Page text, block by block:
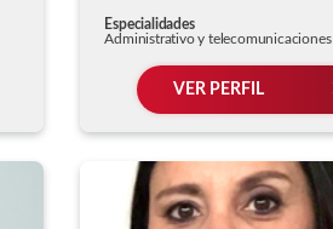
Especialidades
Administrativo y telecomunicaciones
VER PERFIL